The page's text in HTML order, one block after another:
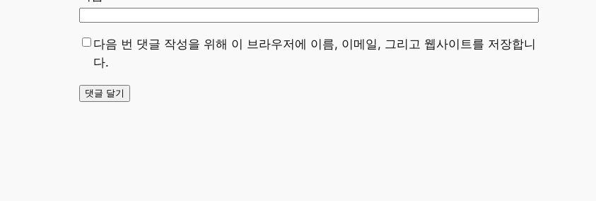
다음 번 댓글 작성을 위해 이 브라우저에 이름, 이메일, 그리고 웹사이트를 저장합니
다.